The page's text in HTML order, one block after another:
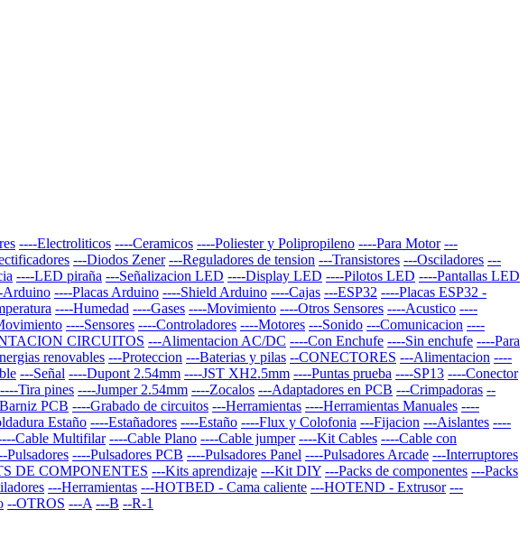
----Electroliticos ----Ceramicos ----Poliester y Polipropileno ----Para Motor ---
---Diodos Zener ---Reguladores de tension ---Transistores ---Osciladores ---
----LED piraña ---Señalizacion LED ----Display LED ----Pilotos LED ----Pantallas LED
Arduino ----Placas Arduino ----Shield Arduino ----Cajas ---ESP32 ----Placas ESP32 -
----Humedad ----Gases ----Movimiento ----Otros Sensores ----Acustico ----
----Sensores ----Controladores ----Motores ---Sonido ---Comunicacion ----
CIRCUITOS ---Alimentacion AC/DC ----Con Enchufe ----Sin enchufe ----Para
renovables ---Proteccion ---Baterias y pilas --CONECTORES ---Alimentacion ----
---Señal ----Dupont 2.54mm ----JST XH2.5mm ----Puntas prueba ----SP13 ----Conector
----Tira pines ----Jumper 2.54mm ----Zocalos ---Adaptadores en PCB ---Crimpadoras --
PCB ----Grabado de circuitos ---Herramientas ----Herramientas Manuales ----
Estaño ----Estañadores ----Estaño ----Flux y Colofonia ---Fijacion ---Aislantes ----
Cable Multifilar ----Cable Plano ----Cable jumper ----Kit Cables ----Cable con
Pulsadores ----Pulsadores PCB ----Pulsadores Panel ----Pulsadores Arcade ---Interruptores
DE COMPONENTES ---Kits aprendizaje ---Kit DIY ---Packs de componentes ---Packs
---Herramientas ---HOTBED - Cama caliente ---HOTEND - Extrusor ---
--OTROS ---A ---B --R-1